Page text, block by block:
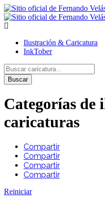
Ilustración & Caricatura
InkTober
Buscar
Categorías de
caricaturas
Compartir
Compartir
Compartir
Compartir
Reiniciar